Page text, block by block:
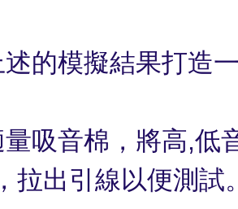
的模擬結果打造
吸音棉，將高,低
拉出引線以便測試